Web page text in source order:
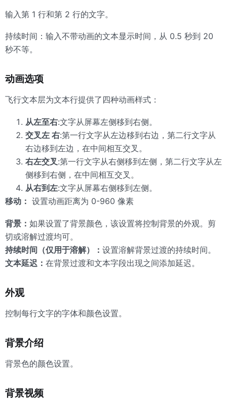
输入第 1 行和第 2 行的文字。
持续时间：输入不带动画的文本显示时间，从 0.5 秒到 20
秒不等。
动画选项
飞行文本层为文本行提供了四种动画样式：
从左至右:文字从屏幕左侧移到右侧。
交叉左 右:第一行文字从左边移到右边，第二行文字从
右边移到左边，在中间相互交叉。
右左交叉 :第一行文字从右侧移到左侧，第二行文字从左
侧移到右侧，在中间相互交叉。
从右到左:文字从屏幕右侧移到左侧。
移动： 设置动画距离为 0-960 像素
背景： 如果设置了背景颜色，该设置将控制背景的外观。剪
切或溶解过渡均可。
持续时间（仅用于溶解）： 设置溶解背景过渡的持续时间。
文本延迟： 在背景过渡和文本字段出现之间添加延迟。
外观
控制每行文字的字体和颜色设置。
背景介绍
背景色的颜色设置。
背景视频